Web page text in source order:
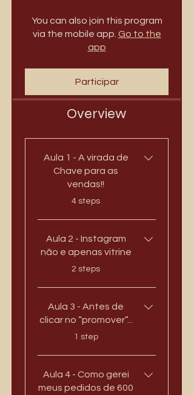
You can also join this program
via the mobile app. Go to the
app
Participar
Overview
Aula 1 - A virada de
Chave para as
vendas!!
.
4 steps
Aula 2 - Instagram
não e apenas vitrine
.
2 steps
Aula 3 - Antes de
clicar no “promover”...
.
1 step
Aula 4 - Como gerei
meus pedidos de 600